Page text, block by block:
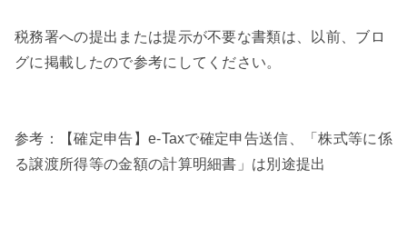
税務署への提出または提示が不要な書類は、以前、ブロ
グに掲載したので参考にしてください。
参考：【確定申告】e-Taxで確定申告送信、「株式等に係
る譲渡所得等の金額の計算明細書」は別途提出